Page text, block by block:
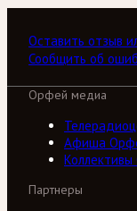
Оставить отзыв
Сообщить об
Орфей медиа
Афиша
Партнеры